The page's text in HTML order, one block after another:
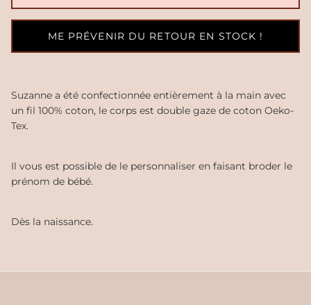
ME PRÉVENIR DU RETOUR EN STOCK !
Suzanne a été confectionnée entièrement à la main avec
un fil 100% coton, le corps est double gaze de coton Oeko-
Tex.
Il vous est possible de le personnaliser en faisant broder le
prénom de bébé.
Dès la naissance.